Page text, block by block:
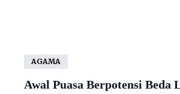
AGAMA
Awal Puasa Berpotensi Beda